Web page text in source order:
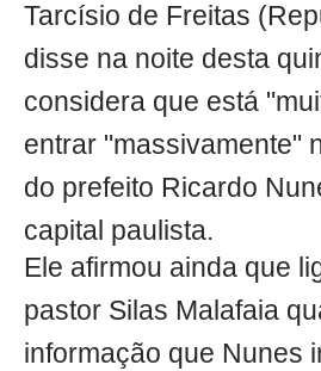
Tarcísio de Freitas
disse na noite desta
considera que está
entrar "massivamente"
do prefeito Ricardo
capital paulista.
Ele afirmou ainda que
pastor Silas Malafaia
informação que Nunes